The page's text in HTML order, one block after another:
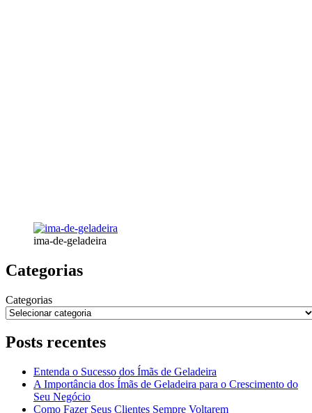
ima-de-geladeira
Categorias
Categorias
Posts recentes
Entenda o Sucesso dos Ímãs de Geladeira
A Importância dos Ímãs de Geladeira para o Crescimento do
Seu Negócio
Como Fazer Seus Clientes Sempre Voltarem